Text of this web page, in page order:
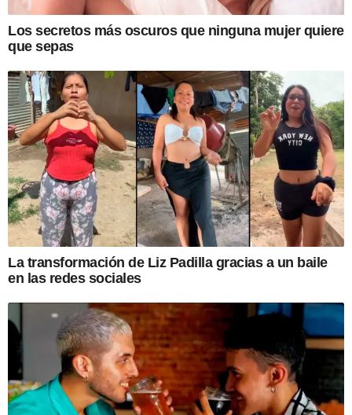
Los secretos más oscuros que ninguna mujer quiere
que sepas
La transformación de Liz Padilla gracias a un baile
en las redes sociales